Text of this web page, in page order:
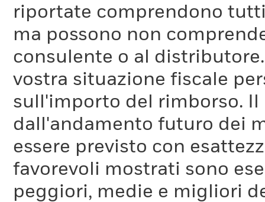
riportate comprendono
ma possono non
consulente o al
vostra situazione fiscale
sull'importo del rimborso.
dall'andamento futuro dei
essere previsto con
favorevoli mostrati sono
peggiori, medie e migliori